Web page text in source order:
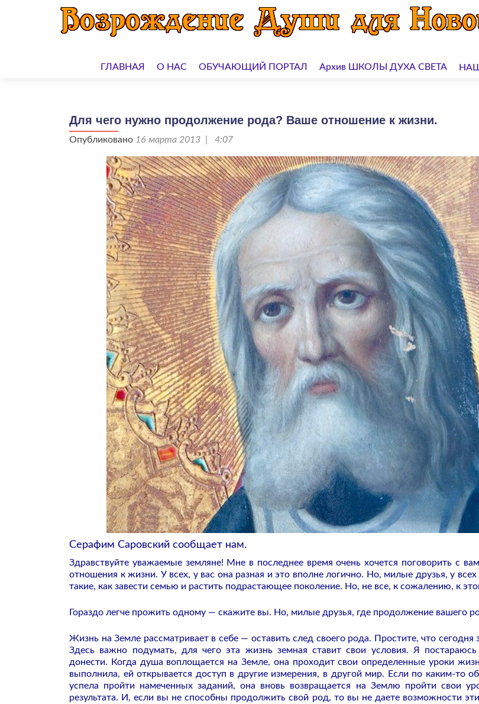
кГЛАВНАЯ О НАС ОБУЧАЮЩИЙ ПОРТАЛ Архив ШКОЛЫ ДУХА СВЕТА
Для чего нужно продолжение рода? Ваше отношение к жизни.
Опубликовано 16 марта 2013 | 4:07
Серафим Саровский сообщает нам.
Здравствуйте уважаемые земляне! Мне в последнее время очень хочется поговорить с
отношения к жизни. У всех, у вас она разная и это вполне логично. Но, милые друзья, у всех
такие, как завести семью и растить подрастающее поколение. Но, не все, к сожалению, к
Гораздо легче прожить одному — скажите вы. Но, милые друзья, где продолжение вашего
Жизнь на Земле рассматривает в себе — оставить след своего рода. Простите, что сегодня
Здесь важно подумать, для чего эта жизнь земная ставит свои условия. Я
донести. Когда душа воплощается на Земле, она проходит свои определенные уроки
выполнила, ей открывается доступ в другие измерения, в другой мир. Если по каким-то
успела пройти намеченных заданий, она вновь возвращается на Землю пройти свои
результата. И, если вы не способны продолжить свой род, то вы не даете возможности